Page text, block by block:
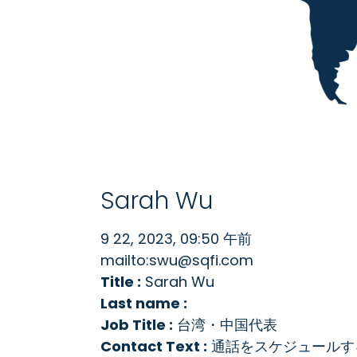
Sarah Wu
9 22, 2023, 09:50 午前
mailto:swu@sqfi.com
Title : Sarah Wu
Last name :
Job Title : 台湾・中国代表
Contact Text : 通話をスケジュール